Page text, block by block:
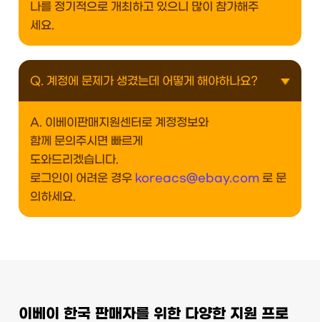
나를 정기적으로 개최하고 있으니 많이 참가해주
세요.
Q. 계정에 문제가 생겼는데 어떻게 해야하나요?
A. 이베이판매지원센터로 계정정보와
함께 문의주시면 빠르게
도와드리겠습니다.
로그인이 어려운 경우 koreacs@ebay.com 로 문
의하세요.
이베이 한국 판매자를 위한 다양한 지원 프로